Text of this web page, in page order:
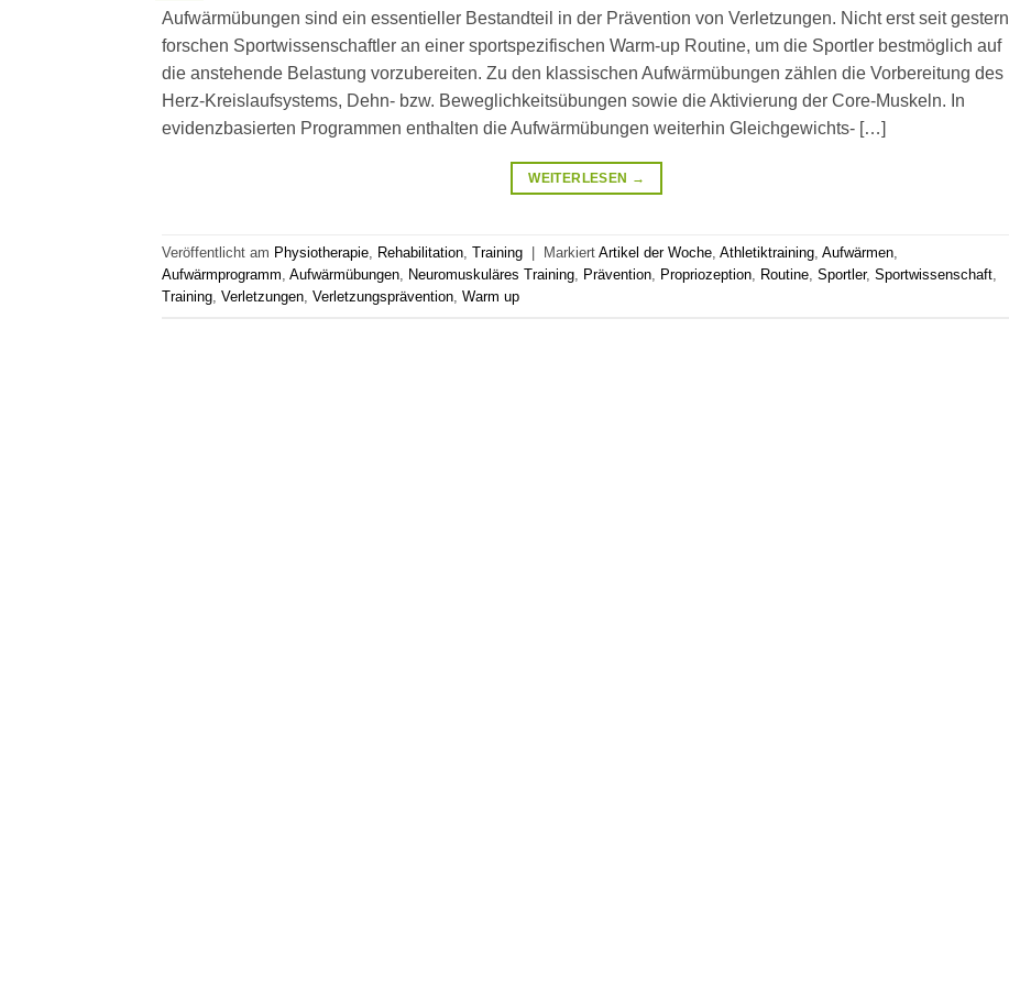
Aufwärmübungen sind ein essentieller Bestandteil in der Prävention von Verletzungen. Nicht erst seit gestern
forschen Sportwissenschaftler an einer sportspezifischen Warm-up Routine, um die Sportler bestmöglich auf
die anstehende Belastung vorzubereiten. Zu den klassischen Aufwärmübungen zählen die Vorbereitung des
Herz-Kreislaufsystems, Dehn- bzw. Beweglichkeitsübungen sowie die Aktivierung der Core-Muskeln. In
evidenzbasierten Programmen enthalten die Aufwärmübungen weiterhin Gleichgewichts- […]
WEITERLESEN →
Veröffentlicht am Physiotherapie, Rehabilitation, Training Markiert Artikel der Woche, Athletiktraining, Aufwärmen,
Aufwärmprogramm, Aufwärmübungen, Neuromuskuläres Training, Prävention, Propriozeption, Routine, Sportler, Sportwissenschaft,
Training, Verletzungen, Verletzungsprävention, Warm up